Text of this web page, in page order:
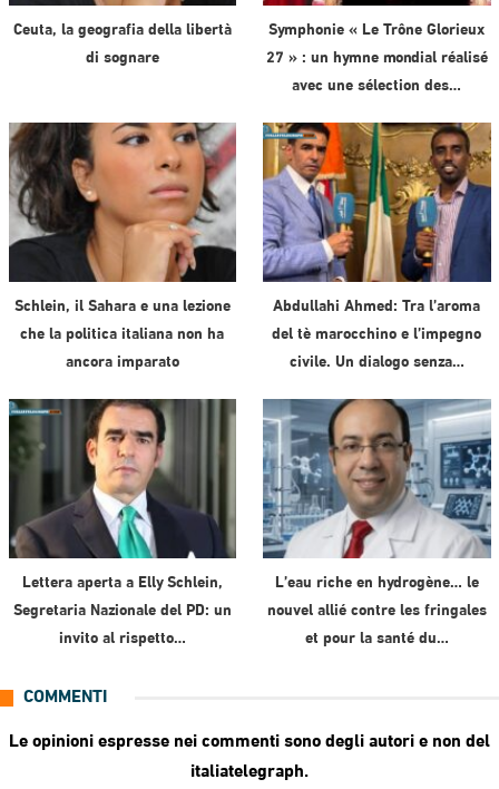
Ceuta, la geografia della libertà
di sognare
Symphonie « Le Trône Glorieux
27 » : un hymne mondial réalisé
avec une sélection des…
Schlein, il Sahara e una lezione
che la politica italiana non ha
ancora imparato
Abdullahi Ahmed: Tra l’aroma
del tè marocchino e l’impegno
civile. Un dialogo senza…
Lettera aperta a Elly Schlein,
Segretaria Nazionale del PD: un
invito al rispetto…
L’eau riche en hydrogène… le
nouvel allié contre les fringales
et pour la santé du…
COMMENTI
Le opinioni espresse nei commenti sono degli autori e non del
italiatelegraph.